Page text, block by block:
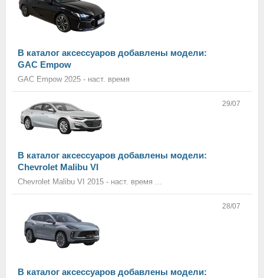
В каталог аксессуаров добавлены модели:
GAC Empow
GAC Empow 2025 - наст. время
29/07
В каталог аксессуаров добавлены модели:
Chevrolet Malibu VI
Chevrolet Malibu VI 2015 - наст. время ...
28/07
В каталог аксессуаров добавлены модели: